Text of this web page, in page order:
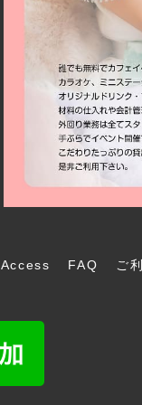
Access FAQ ご